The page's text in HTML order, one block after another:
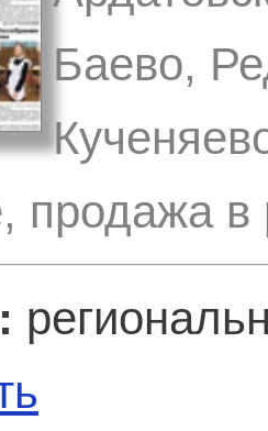
Баево,
продажа в